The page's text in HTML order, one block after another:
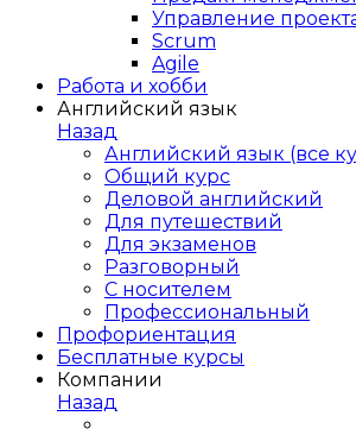
Управление
Scrum
Agile
Работа и хобби
Английский язык
Назад
Английский язык (все
Общий курс
Деловой английский
Для путешествий
Для экзаменов
Разговорный
С носителем
Профессиональный
Профориентация
Бесплатные курсы
Компании
Назад